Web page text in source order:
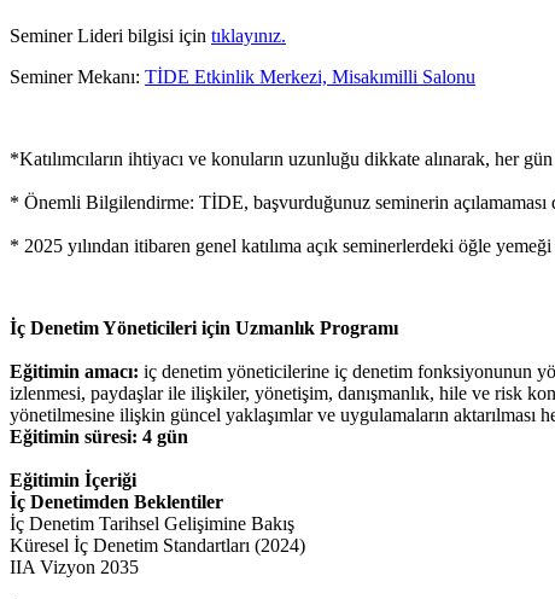
Seminer Lideri bilgisi için tıklayınız.
Seminer Mekanı: TİDE Etkinlik Merkezi, Misakımilli Salonu
*Katılımcıların ihtiyacı ve konuların uzunluğu dikkate alınarak, her
* Önemli Bilgilendirme: TİDE, başvurduğunuz seminerin açılamaması
* 2025 yılından itibaren genel katılıma açık seminerlerdeki öğle yemeği
İç Denetim Yöneticileri için Uzmanlık Programı
Eğitimin amacı: iç denetim yöneticilerine iç denetim fonksiyonunun
izlenmesi, paydaşlar ile ilişkiler, yönetişim, danışmanlık, hile ve risk
yönetilmesine ilişkin güncel yaklaşımlar ve uygulamaların aktarılması
Eğitimin süresi: 4 gün
Eğitimin İçeriği
İç Denetimden Beklentiler
İç Denetim Tarihsel Gelişimine Bakış
Küresel İç Denetim Standartları (2024)
IIA Vizyon 2035